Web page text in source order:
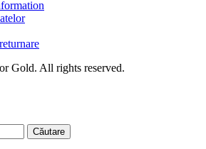
Gold. All rights reserved.
Căutare